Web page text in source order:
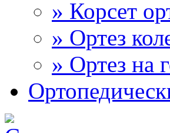
» Корсет
» Ортез
» Ортез на